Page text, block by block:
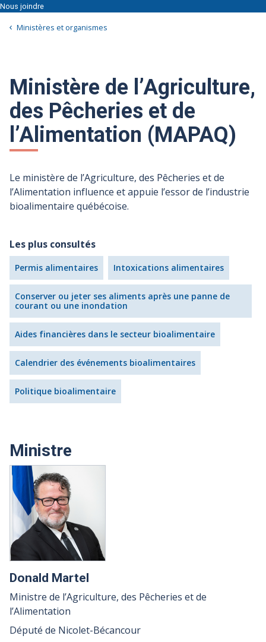
Nous joindre
Ministères et organismes
Ministère de l’Agriculture,
des Pêcheries et de
l’Alimentation (MAPAQ)
Le ministère de l’Agriculture, des Pêcheries et de
l’Alimentation influence et appuie l’essor de l’industrie
bioalimentaire québécoise.
Les plus consultés
Permis alimentaires Intoxications alimentaires
Conserver ou jeter ses aliments après une panne de
courant ou une inondation
Aides financières dans le secteur bioalimentaire
Calendrier des événements bioalimentaires
Politique bioalimentaire
Ministre
Donald Martel
Ministre de l’Agriculture, des Pêcheries et de
l’Alimentation
Député de Nicolet-Bécancour